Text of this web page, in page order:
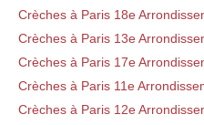
Crèches à Paris 18e
Crèches à Paris 13e
Crèches à Paris 17e
Crèches à Paris 11e
Crèches à Paris 12e